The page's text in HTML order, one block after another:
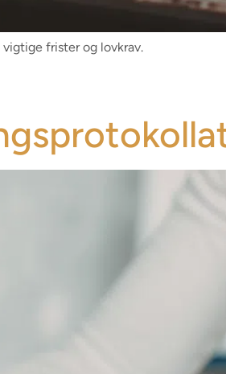
frister og lovkrav.